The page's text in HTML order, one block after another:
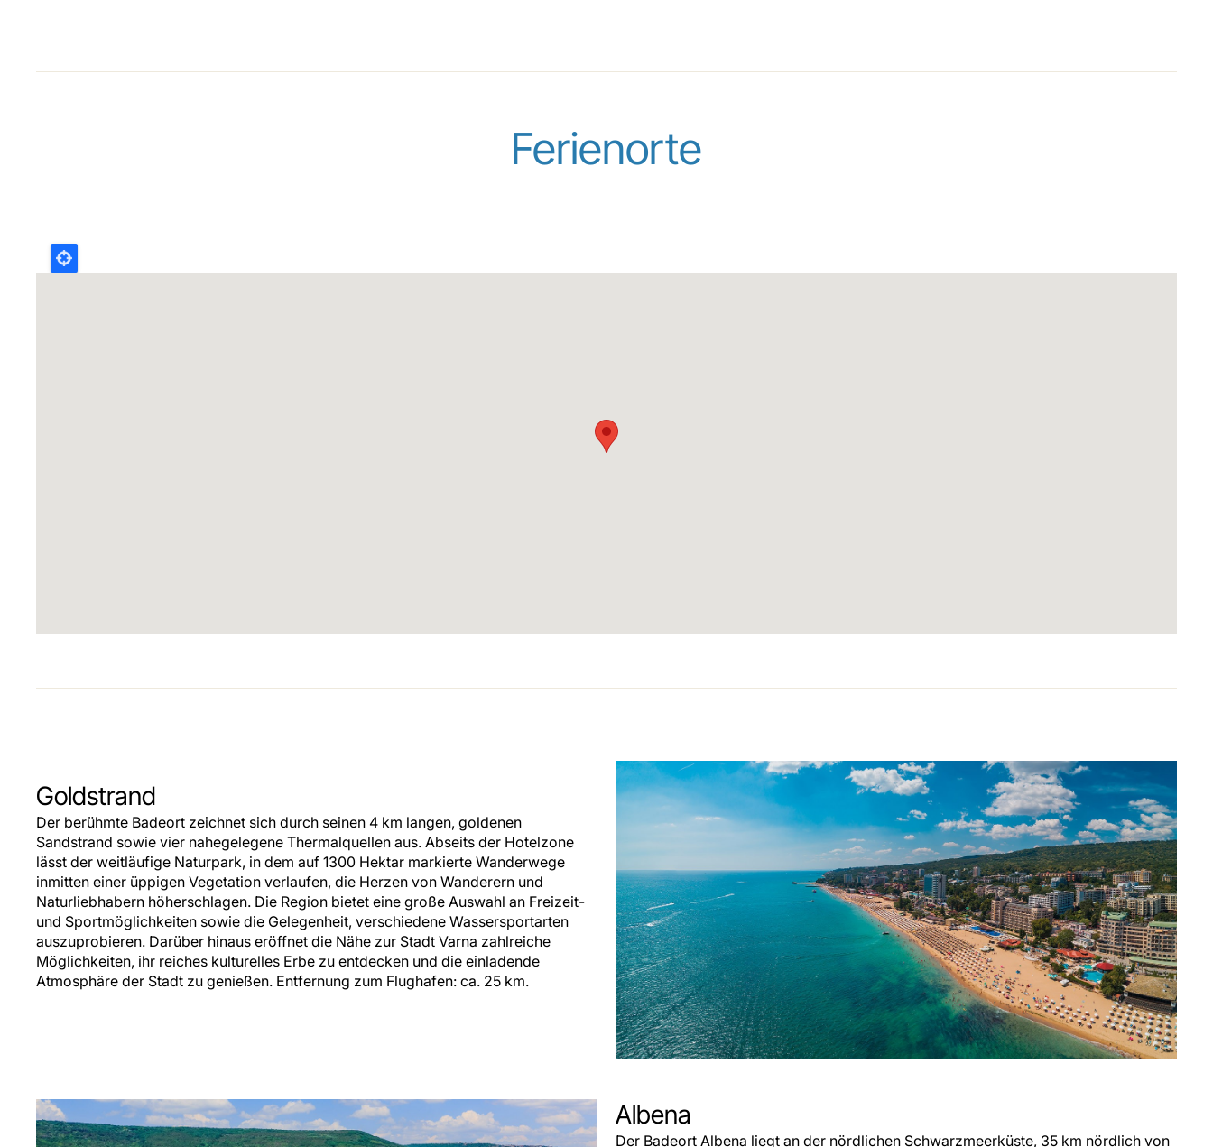
Ferienorte
Goldstrand
Der berühmte Badeort zeichnet sich durch seinen 4 km langen, goldenen
Sandstrand sowie vier nahegelegene Thermalquellen aus. Abseits der Hotelzone
lässt der weitläufige Naturpark, in dem auf 1300 Hektar markierte Wanderwege
inmitten einer üppigen Vegetation verlaufen, die Herzen von Wanderern und
Naturliebhabern höherschlagen. Die Region bietet eine große Auswahl an Freizeit-
und Sportmöglichkeiten sowie die Gelegenheit, verschiedene Wassersportarten
auszuprobieren. Darüber hinaus eröffnet die Nähe zur Stadt Varna zahlreiche
Möglichkeiten, ihr reiches kulturelles Erbe zu entdecken und die einladende
Atmosphäre der Stadt zu genießen. Entfernung zum Flughafen: ca. 25 km.
Albena
Der Badeort Albena liegt an der nördlichen Schwarzmeerküste, 35 km nördlich von